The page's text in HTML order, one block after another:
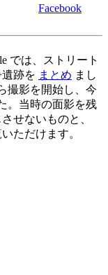
Facebook
では、ストリート
跡を まとめ まし
撮影を開始し、今
。当時の面影を残
せないものと、
ただけます。